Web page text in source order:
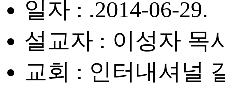
일자 : .2014-06-29.
설교자 : 이성자 목
교회 : 인터내셔널